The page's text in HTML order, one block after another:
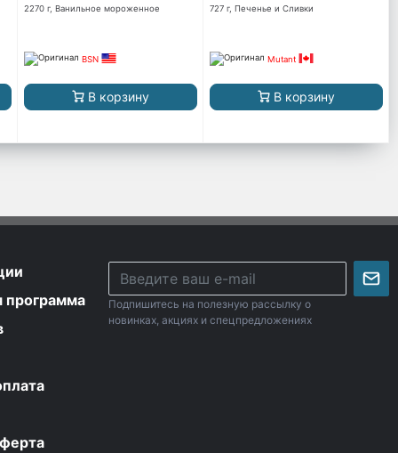
2270 г, Ванильное мороженное
BSN
В корзину
727 г, Печенье и Сливки
Mutant
В корзину
программа
Подпишитесь на полезную рассылку о
новинках, акциях и спецпредложениях